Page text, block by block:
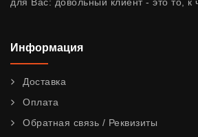
Информация
Доставка
Оплата
Обратная связь / Реквизиты